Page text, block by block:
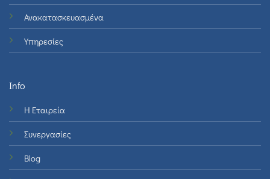
Ανακατασκευασμένα
Υπηρεσίες
Info
Η Εταιρεία
Συνεργασίες
Blog